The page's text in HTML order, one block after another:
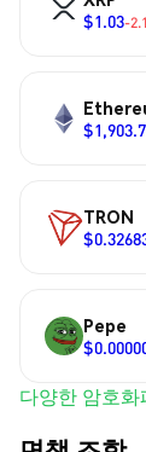
$1.03-
TRON
Pepe
다양한 암호